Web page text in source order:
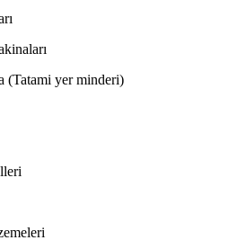
(Tatami yer minderi)